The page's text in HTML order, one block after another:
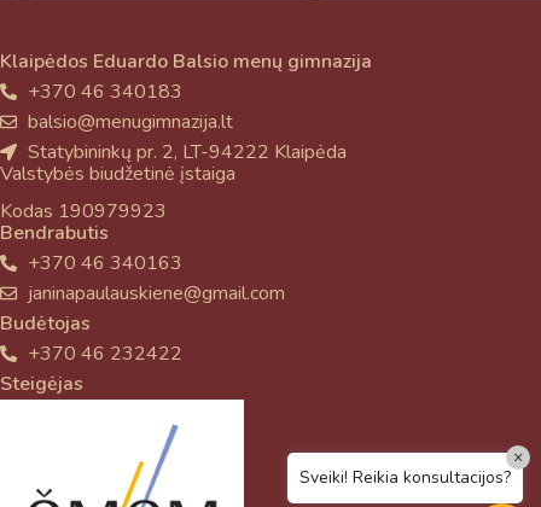
Klaipėdos Eduardo Balsio menų gimnazija
+370 46 340183
balsio@menugimnazija.lt
Statybininkų pr. 2, LT-94222 Klaipėda
Valstybės biudžetinė įstaiga
Kodas 190979923
Bendrabutis
+370 46 340163
janinapaulauskiene@gmail.com
Budėtojas
+370 46 232422
Steigėjas
Sveiki! Reikia konsultacijos?
×